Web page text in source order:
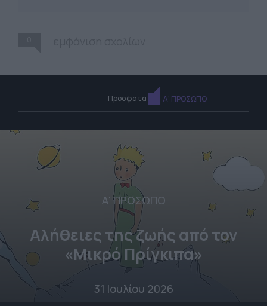
Πρόσφατα Α' ΠΡΟΣΩΠΟ
Α' ΠΡΟΣΩΠΟ
Αλήθειες της ζωής από τον
«Μικρό Πρίγκιπα»
31 Ιουλίου 2026